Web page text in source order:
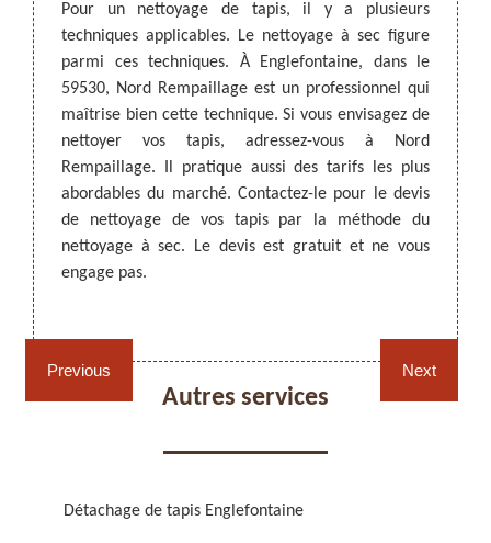
ARTISAN DEZITTER , REMPAILLAGE -
CANNAGE - RECOLLAGE, 59 NORD
chaises et sièges 59
Cannage fauteuil, chaises
et sièges 59
Previous
être
car
vos
à qui
de
le si
Pour un nettoyage de tapis, il y a plusieurs
techniques applicables. Le nettoyage à sec figure
parmi ces techniques. À Englefontaine, dans le
59530, Nord Rempaillage est un professionnel qui
maîtrise bien cette technique. Si vous envisagez de
nettoyer vos tapis, adressez-vous à Nord
Rempaillage. Il pratique aussi des tarifs les plus
abordables du marché. Contactez-le pour le devis
de nettoyage de vos tapis par la méthode du
nettoyage à sec. Le devis est gratuit et ne vous
engage pas.
Pour
votre
des
de
de
qu’il
tarifs
Next
Autres services
Détachage de tapis Englefontaine